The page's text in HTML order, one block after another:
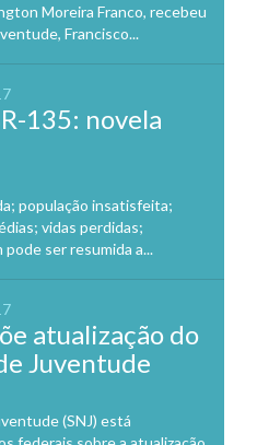
Moreira Franco, recebeu
Francisco...
135: novela
população insatisfeita;
vidas perdidas;
ser resumida a...
atualização do
Juventude
(SNJ) está